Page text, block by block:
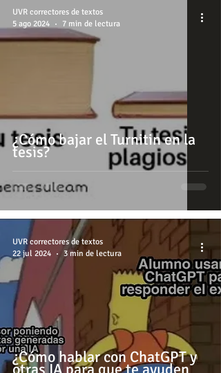
¿Cómo bajar el Turnitin en la
tesis?
UVR correctores de textos
5 ago 2024
7 min de lectura
¿Cómo hablar con ChatGPT y
otras IA para que te ayuden
UVR correctores de textos
22 jul 2024
3 min de lectura